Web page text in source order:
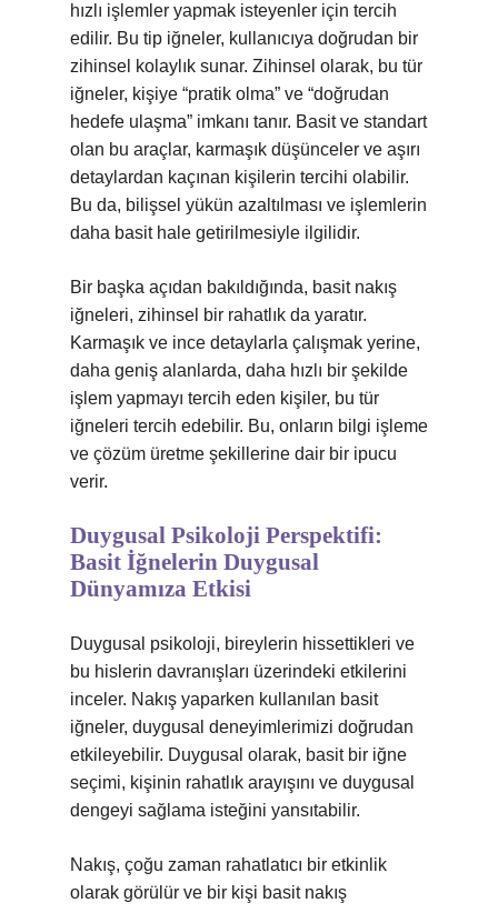
hızlı işlemler yapmak isteyenler için tercih
edilir. Bu tip iğneler, kullanıcıya doğrudan bir
zihinsel kolaylık sunar. Zihinsel olarak, bu tür
iğneler, kişiye “pratik olma” ve “doğrudan
hedefe ulaşma” imkanı tanır. Basit ve standart
olan bu araçlar, karmaşık düşünceler ve aşırı
detaylardan kaçınan kişilerin tercihi olabilir.
Bu da, bilişsel yükün azaltılması ve işlemlerin
daha basit hale getirilmesiyle ilgilidir.
Bir başka açıdan bakıldığında, basit nakış
iğneleri, zihinsel bir rahatlık da yaratır.
Karmaşık ve ince detaylarla çalışmak yerine,
daha geniş alanlarda, daha hızlı bir şekilde
işlem yapmayı tercih eden kişiler, bu tür
iğneleri tercih edebilir. Bu, onların bilgi işleme
ve çözüm üretme şekillerine dair bir ipucu
verir.
Duygusal Psikoloji Perspektifi:
Basit İğnelerin Duygusal
Dünyamıza Etkisi
Duygusal psikoloji, bireylerin hissettikleri ve
bu hislerin davranışları üzerindeki etkilerini
inceler. Nakış yaparken kullanılan basit
iğneler, duygusal deneyimlerimizi doğrudan
etkileyebilir. Duygusal olarak, basit bir iğne
seçimi, kişinin rahatlık arayışını ve duygusal
dengeyi sağlama isteğini yansıtabilir.
Nakış, çoğu zaman rahatlatıcı bir etkinlik
olarak görülür ve bir kişi basit nakış